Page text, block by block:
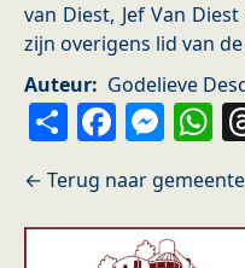
van Diest, Jef Van
zijn overigens lid van
Auteur
Godelieve
Share